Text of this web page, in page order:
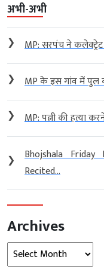
अभी-अभी
❯ MP: सरपंच ने कलेक्ट्रेट
❯ MP के इस गांव में पुल
❯ MP: पत्नी की हत्या
❯
Bhojshala Friday
Recited...
Archives
Archives